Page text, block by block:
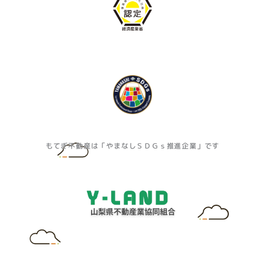
もてぎ不動産は「やまなしＳＤＧｓ推進企業」です